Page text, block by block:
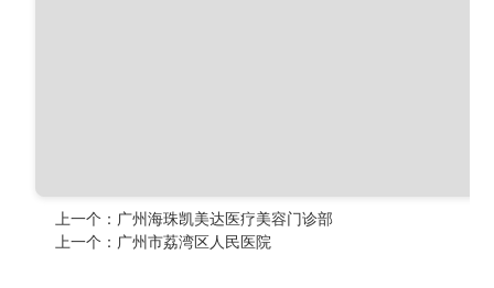
上一个： 广州海珠凯美达医疗美容门诊部
上一个： 广州市荔湾区人民医院